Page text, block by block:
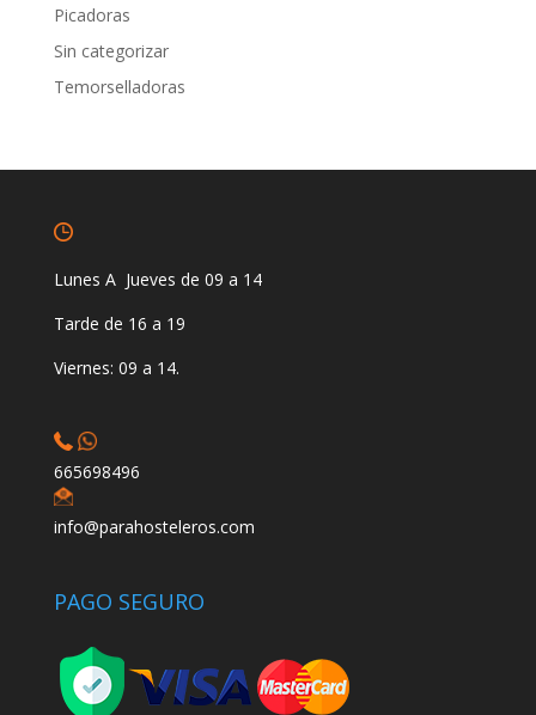
Picadoras
Sin categorizar
Temorselladoras
Lunes A Jueves de 09 a 14
Tarde de 16 a 19
Viernes: 09 a 14.
665698496
info@parahosteleros.com
PAGO SEGURO